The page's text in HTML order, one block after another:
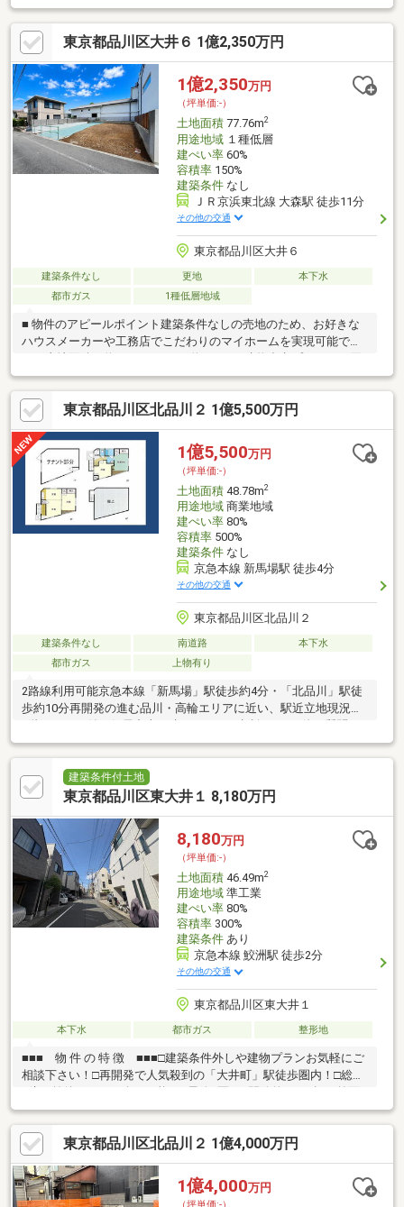
徴 ・・・―――――☆ ◆公園、コンビニも近く生活環境良
好 ◆モデルハウスのご案内や建物プレゼンテーションも随時受
付中 まずは、現地をご案内させていただきます！
☆―――――・・・ ―☆― ・・・―――――☆
東京都品川区大井６ 1億2,350万円
1億2,350万円
（坪単価:-）
土地面積77.76m2
用途地域１種低層
建ぺい率60%
容積率150%
建築条件なし
ＪＲ京浜東北線 大森駅 徒歩11分
その他の交通
東京都品川区大井６
建築条件なし 更地
本下水
都市ガス
1種低層地域
■ 物件のアピールポイント建築条件なしの売地のため、お好きな
ハウスメーカーや工務店でこだわりのマイホームを実現可能で
す。土地面積は約77.76㎡あり、約126㎡の建物参考プランもご用
意しております。■ 周辺の特徴とメリットJR京浜東北線「大森」
駅へ徒歩11分、「大井町」駅へ徒歩16分と2駅が利用可能で、都
心方面への通勤・通学に便利です。第一種低層住居専用地域の閑
静な住宅街に位置しており、落ち着いた住環境が保たれていま
す。品川歴史館などの文化施設も近く、休日の散策も楽しめま
す。
東京都品川区北品川２ 1億5,500万円
1億5,500万円
（坪単価:-）
土地面積48.78m2
用途地域商業地域
建ぺい率80%
容積率500%
建築条件なし
京急本線 新馬場駅 徒歩4分
その他の交通
東京都品川区北品川２
建築条件なし 南道路
本下水
都市ガス
上物有り
2路線利用可能京急本線「新馬場」駅徒歩約4分・「北品川」駅徒
歩約10分再開発の進む品川・高輪エリアに近い、駅近立地現況：
どお気軽にお声掛けくださいませ。
建築条件付土地
東京都品川区東大井１ 8,180万円
8,180万円
（坪単価:-）
土地面積46.49m2
用途地域準工業
建ぺい率80%
容積率300%
建築条件あり
京急本線 鮫洲駅 徒歩2分
その他の交通
東京都品川区東大井１
本下水 都市ガス 整形地
■■■ 物 件 の 特 徴 ■■■□建築条件外しや建物プランお気軽にご
相談下さい！□再開発で人気殺到の「大井町」駅徒歩圏内！□総額
道路！□光の差し込む温かいご自宅が建築可能！□□□ 城南、都心
エリアの土地探し相談 □□□◇ 土地探しから住まいづくりまでサ
ポート ◇■城南・都心エリアの住まい探しに対応■土地探し・建築
会社選びもご相談可能■未公開物件や住宅ローン相談も承ります
お気軽にお問合せ下さい。～ FREST HOME ～
東京都品川区北品川２ 1億4,000万円
1億4,000万円